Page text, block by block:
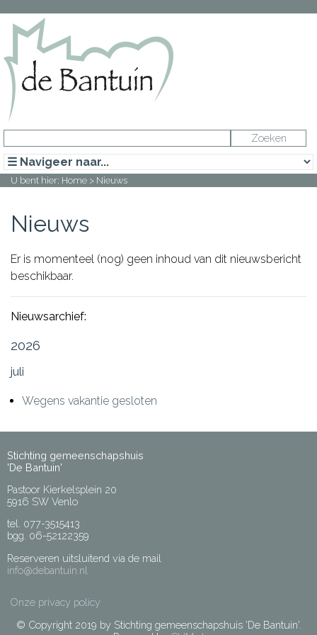
U bent hier: Home > Nieuws
Nieuws
Er is momenteel (nog) geen inhoud van dit nieuwsbericht
beschikbaar.
Nieuwsarchief:
2026
juli
Wegens vakantie gesloten
Stichting gemeenschapshuis
'De Bantuin'
Pastoor Kierkelsplein 20
5916 SW Venlo
tel. 077-3515413
bgg. 06-52122359
Reserveren uitsluitend via de mail
info@debantuin.nl
Onze privacy policy
© Copyright 2019 by Stichting gemeenschapshuis 'De Bantuin'.